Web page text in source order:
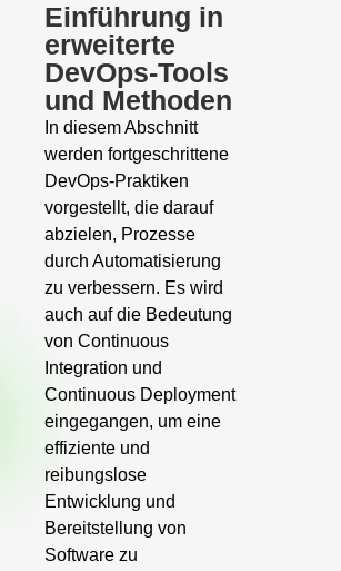
Einführung in
erweiterte
DevOps-Tools
und Methoden
In diesem Abschnitt
werden fortgeschrittene
DevOps-Praktiken
vorgestellt, die darauf
abzielen, Prozesse
durch Automatisierung
zu verbessern. Es wird
auch auf die Bedeutung
von Continuous
Integration und
Continuous Deployment
eingegangen, um eine
effiziente und
reibungslose
Entwicklung und
Bereitstellung von
Software zu